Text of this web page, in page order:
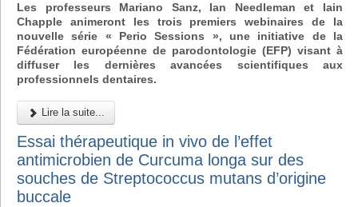
Les professeurs Mariano Sanz, Ian Needleman et Iain
Chapple animeront les trois premiers webinaires de la
nouvelle série « Perio Sessions », une initiative de la
Fédération européenne de parodontologie (EFP) visant à
diffuser les dernières avancées scientifiques aux
professionnels dentaires.
Lire la suite...
Essai thérapeutique in vivo de l’effet
antimicrobien de Curcuma longa sur des
souches de Streptococcus mutans d’origine
buccale